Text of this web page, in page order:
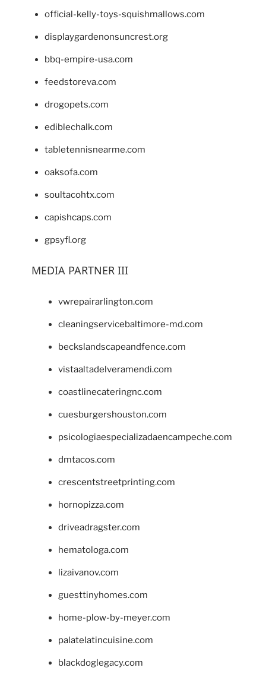
official-kelly-toys-squishmallows.com
displaygardenonsuncrest.org
bbq-empire-usa.com
feedstoreva.com
drogopets.com
ediblechalk.com
tabletennisnearme.com
oaksofa.com
soultacohtx.com
capishcaps.com
gpsyfl.org
MEDIA PARTNER III
vwrepairarlington.com
cleaningservicebaltimore-md.com
beckslandscapeandfence.com
vistaaltadelveramendi.com
coastlinecateringnc.com
cuesburgershouston.com
psicologiaespecializadaencampeche.com
dmtacos.com
crescentstreetprinting.com
hornopizza.com
driveadragster.com
hematologa.com
lizaivanov.com
guesttinyhomes.com
home-plow-by-meyer.com
palatelatincuisine.com
blackdoglegacy.com